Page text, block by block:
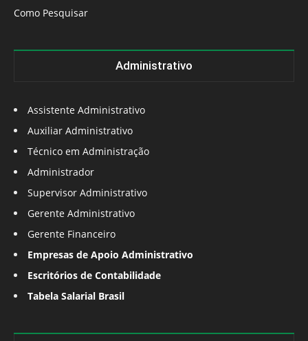
Como Pesquisar
Administrativo
Assistente Administrativo
Auxiliar Administrativo
Técnico em Administração
Administrador
Supervisor Administrativo
Gerente Administrativo
Gerente Financeiro
Empresas de Apoio Administrativo
Escritórios de Contabilidade
Tabela Salarial Brasil